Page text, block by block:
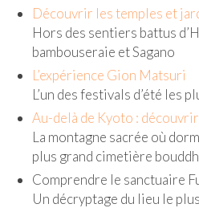
– Osaka
PÉROU
PORTUGAL
USA
– Los Angeles
VIETNAM
Découvrir les temples et
Hors des sentiers battus
bambouseraie et Sagano
L’expérience Gion Matsuri
L’un des festivals d’été les
Au-delà de Kyoto :
La montagne sacrée où
plus grand cimetière
Comprendre le sanctuaire
Un décryptage du lieu le